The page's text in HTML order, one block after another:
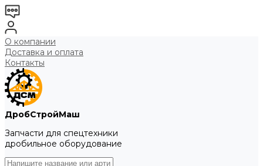
О компании
Доставка и оплата
Контакты
ДробСтройМаш
Запчасти для спецтехники
дробильное оборудование